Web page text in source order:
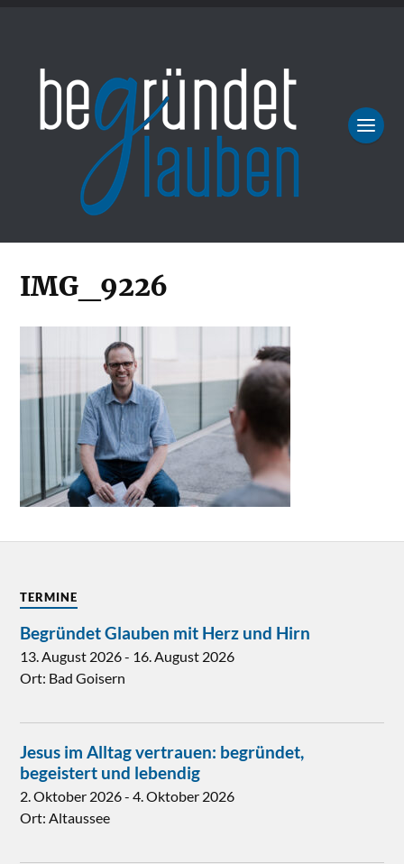
IMG_9226
TERMINE
Begründet Glauben mit Herz und Hirn
13. August 2026- 16. August 2026
Ort: Bad Goisern
Jesus im Alltag vertrauen: begründet,
begeistert und lebendig
2. Oktober 2026-4. Oktober 2026
Ort:Altaussee